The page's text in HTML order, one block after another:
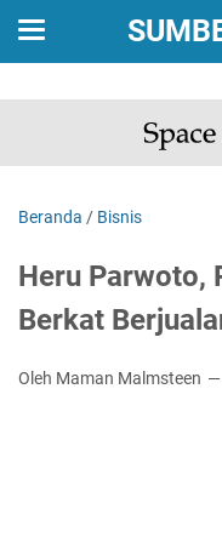
Beranda / Bisnis
Heru Parwoto,
Berkat
Oleh Maman Malmsteen